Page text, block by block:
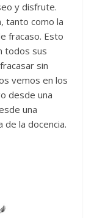
y disfrute.
tanto como la
fracaso. Esto
todos sus
sin
vemos en los
desde una
una
de la docencia.